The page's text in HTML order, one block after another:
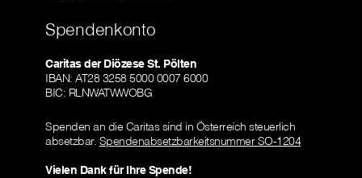
Spendenkonto
Caritas der Diözese St. Pölten
IBAN: AT28 3258 5000 0007 6000
BIC: RLNWATWWOBG
Spenden an die Caritas sind in Österreich steuerlich
absetzbar. Spendenabsetzbarkeitsnummer SO-1204
Vielen Dank für Ihre Spende!